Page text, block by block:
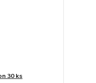
30 ks